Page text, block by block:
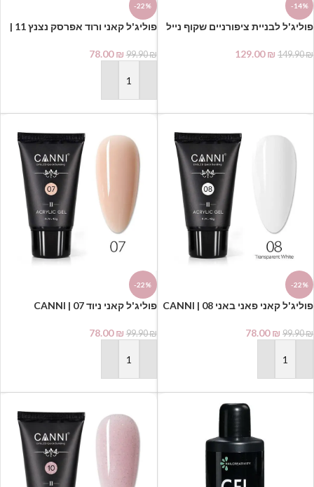
-14%
פוליג'ל לבניית ציפורניים שקוף נייל
149.90₪
129.00₪
-22%
פוליג'ל קאני ורוד אפרסק נצנץ 11 |
99.90₪
78.00₪
הוספה לסל
-22%
פוליג'ל קאני פאני באני 08 | CANNI
99.90₪
78.00₪
הוספה לסל
-22%
פוליג'ל קאני ניוד 07 | CANNI
99.90₪
78.00₪
הוספה לסל